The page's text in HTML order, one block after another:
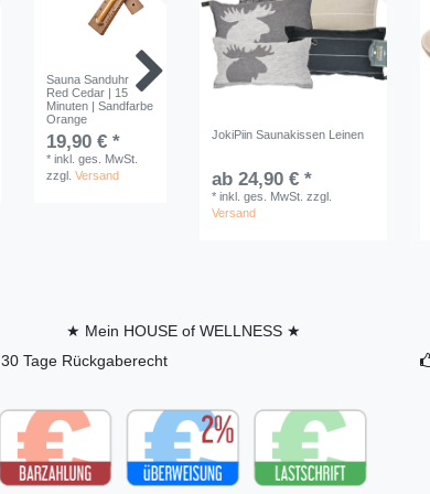
Sauna Sanduhr
Red Cedar | 15
Minuten | Sandfarbe
Orange
19,90 € *
*inkl. ges. MwSt.
zzgl.Versand
Saunakübel
Exklusiv | Edelstahl
31,90 € *
inkl.
JokiPiin Saunakissen Leinen
ab 24,90 € *
*inkl. ges. MwSt. zzgl.
Versand
★ Mein HOUSE of WELLNESS ★
30 Tage Rückgaberecht